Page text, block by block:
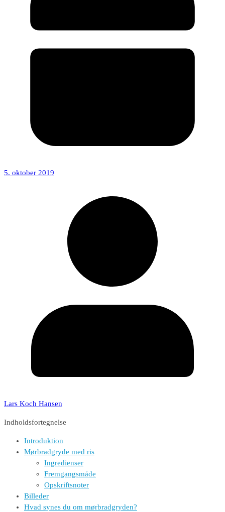
5. oktober 2019
Lars Koch Hansen
Indholdsfortegnelse
Introduktion
Mørbradgryde med ris
Ingredienser
Fremgangsmåde
Opskriftsnoter
Billeder
Hvad synes du om mørbradgryden?